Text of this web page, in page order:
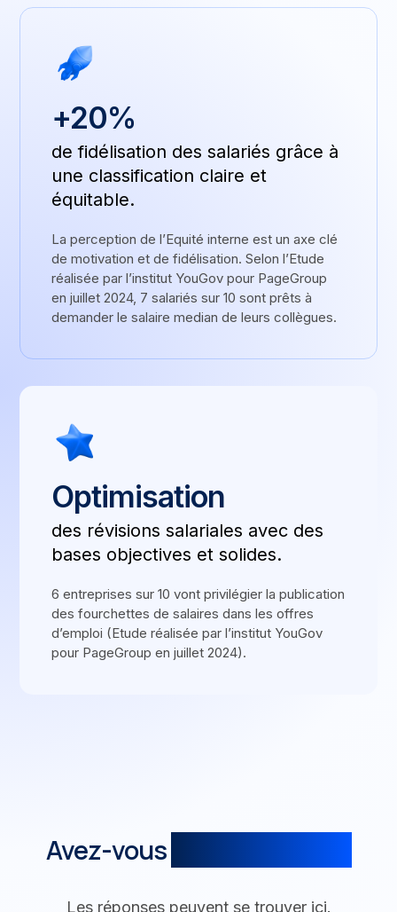
+20%
de fidélisation des salariés grâce à
une classification claire et
équitable.
La perception de l’Equité interne est un axe clé
de motivation et de fidélisation. Selon l’Etude
réalisée par l’institut YouGov pour PageGroup
en juillet 2024, 7 salariés sur 10 sont prêts à
demander le salaire median de leurs collègues.
Optimisation
des révisions salariales avec des
bases objectives et solides.
6 entreprises sur 10 vont privilégier la publication
des fourchettes de salaires dans les offres
d’emploi (Etude réalisée par l’institut YouGov
pour PageGroup en juillet 2024).
Avez-vous
Les réponses peuvent se trouver ici.